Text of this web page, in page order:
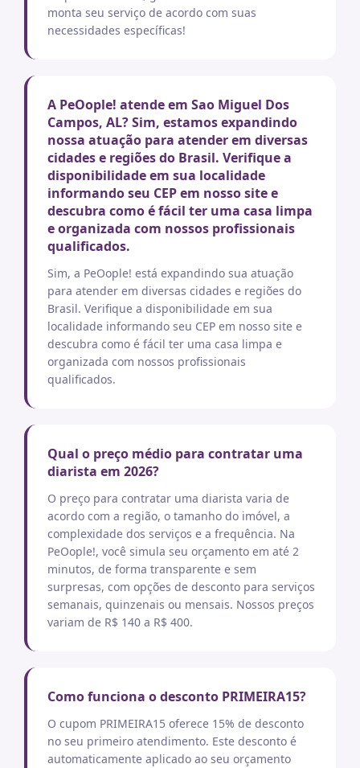
monta seu serviço de acordo com suas
necessidades específicas!
A PeOople! atende em Sao Miguel Dos
Campos, AL? Sim, estamos expandindo
nossa atuação para atender em diversas
cidades e regiões do Brasil. Verifique a
disponibilidade em sua localidade
informando seu CEP em nosso site e
descubra como é fácil ter uma casa limpa
e organizada com nossos profissionais
qualificados.
Sim, a PeOople! está expandindo sua atuação
para atender em diversas cidades e regiões do
Brasil. Verifique a disponibilidade em sua
localidade informando seu CEP em nosso site e
descubra como é fácil ter uma casa limpa e
organizada com nossos profissionais
qualificados.
Qual o preço médio para contratar uma
diarista em 2026?
O preço para contratar uma diarista varia de
acordo com a região, o tamanho do imóvel, a
complexidade dos serviços e a frequência. Na
PeOople!, você simula seu orçamento em até 2
minutos, de forma transparente e sem
surpresas, com opções de desconto para serviços
semanais, quinzenais ou mensais. Nossos preços
variam de R$ 140 a R$ 400.
Como funciona o desconto PRIMEIRA15?
O cupom PRIMEIRA15 oferece 15% de desconto
no seu primeiro atendimento. Este desconto é
automaticamente aplicado ao seu orçamento